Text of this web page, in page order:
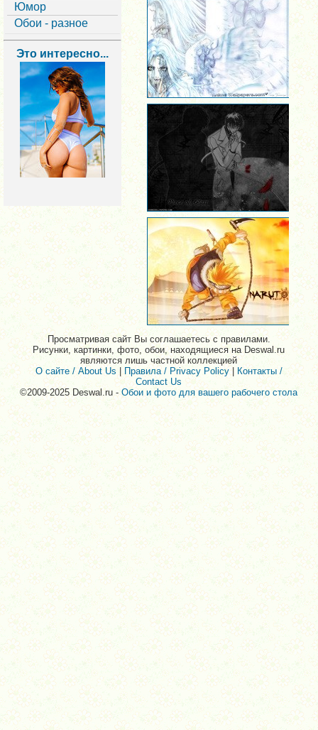
Юмор
Обои - разное
Это интересно...
Просматривая сайт Вы соглашаетесь с правилами.
Рисунки, картинки, фото, обои, находящиеся на Deswal.ru
являются лишь частной коллекцией
О сайте / About Us
Правила / Privacy Policy| Контакты /
Contact Us
©2009-2025 Deswal.ru -Обои и фото для вашего рабочего стола